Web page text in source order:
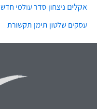
אקלים ניצחון סדר עולמי חדש
עסקים שלטון תימן תקשורת